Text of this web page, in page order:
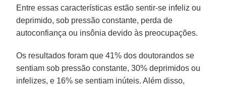
Entre essas características estão sentir-se infeliz ou
deprimido, sob pressão constante, perda de
autoconfiança ou insônia devido às preocupações.
Os resultados foram que 41% dos doutorandos se
sentiam sob pressão constante, 30% deprimidos ou
infelizes, e 16% se sentiam inúteis. Além disso,